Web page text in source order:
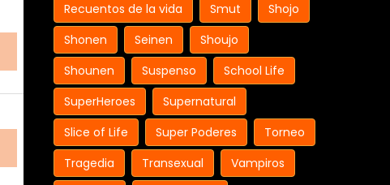
Recuentos de la vida
Smut
Shojo
Shonen
Seinen
Shoujo
Shounen
Suspenso
School Life
SuperHeroes
Supernatural
Slice of Life
Super Poderes
Torneo
Tragedia
Transexual
Vampiros